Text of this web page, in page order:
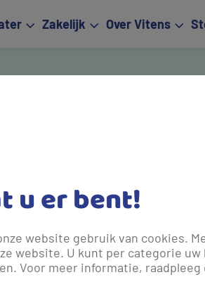
Zakelijk Over Vitens
u er bent!
website gebruik van cookies.
website. U kunt per categorie
Voor meer informatie, raadpleeg